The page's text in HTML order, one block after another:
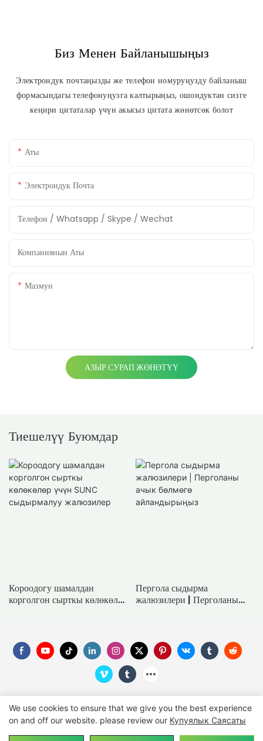
Биз Менен Байланышыңыз
Электрондук почтаңызды же телефон номуруңузду байланыш
формасындагы телефонуңузга калтырыңыз, ошондуктан сизге
кеңири цитаталар үчүн акысыз цитата жөнөтсөк болот
Аты
Электрондук Почта
Телефон / Whatsapp / Skype / Wechat
Компаниянын Аты
Мазмун
АЗЫР СУРАП ЖӨНӨТҮҮ
Тиешелүү Буюмдар
Короодогу шамалдан
корголгон сырткы көлөкөлөр
Пергола сыдырма
жалюзилери | Перголаны
Copyright © 2026SUNC-Suncgroup.com|Сайттын
We use cookies to ensure that we give you the best experience
on and off our website. please review our Купуялык Саясаты